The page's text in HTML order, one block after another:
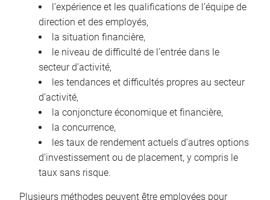
l’expérience et les qualifications de l’équipe de
direction et des employés,
la situation financière,
le niveau de difficulté de l’entrée dans le
secteur d’activité,
les tendances et difficultés propres au secteur
d’activité,
la conjoncture économique et financière,
la concurrence,
les taux de rendement actuels d’autres options
d’investissement ou de placement, y compris le
taux sans risque.
Plusieurs méthodes peuvent être employées pour